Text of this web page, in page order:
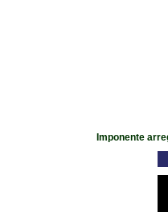
Imponente